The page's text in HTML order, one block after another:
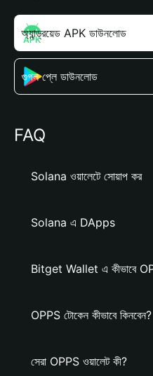
অ্যান্ড্রয়েড APK ডাউনলোড
গুগল প্লে ডাউনলোড
FAQ
Solana ওয়ালেটে সোয়াপ কর
Solana এ DApps
Bitget Wallet এ কীভাবে
OPPS টোকেন কীভাবে কিনবেন?
সেরা OPPS ওয়ালেট কী?